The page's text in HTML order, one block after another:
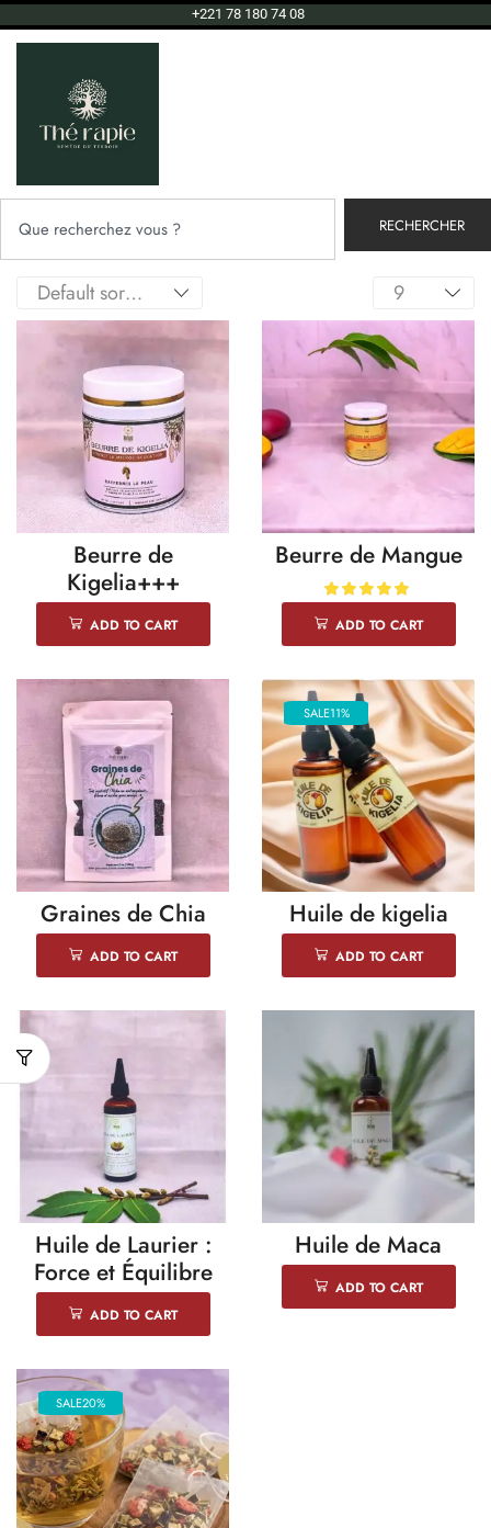
+221 78 180 74 08
RECHERCHER
Beurre de
Kigelia+++
ADD TO CART
Beurre de Mangue
ADD TO CART
Graines de Chia
ADD TO CART
SALE11%
Huile de kigelia
ADD TO CART
Huile de Laurier :
Force et Équilibre
ADD TO CART
Huile de Maca
ADD TO CART
SALE20%